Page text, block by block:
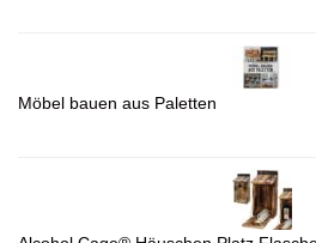
Möbel bauen aus Paletten